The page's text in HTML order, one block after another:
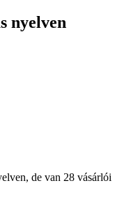
nyelven
de van 28 vásárlói